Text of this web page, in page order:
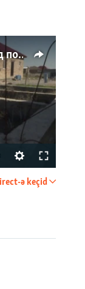
Погром в темноте: в Бишкеке под покровом ночи неизвестные на тракторе снесли три десятка частных домов
ə keçid